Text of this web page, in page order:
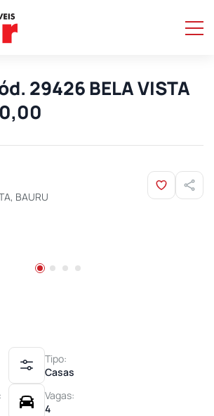
29426 BELA VISTA
BAURU
Tipo:
Casas
Vagas:
4